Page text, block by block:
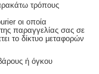
τρόπους
οι οποία
παραγγελίας σας σε
το δίκτυο μεταφορών
ή όγκου